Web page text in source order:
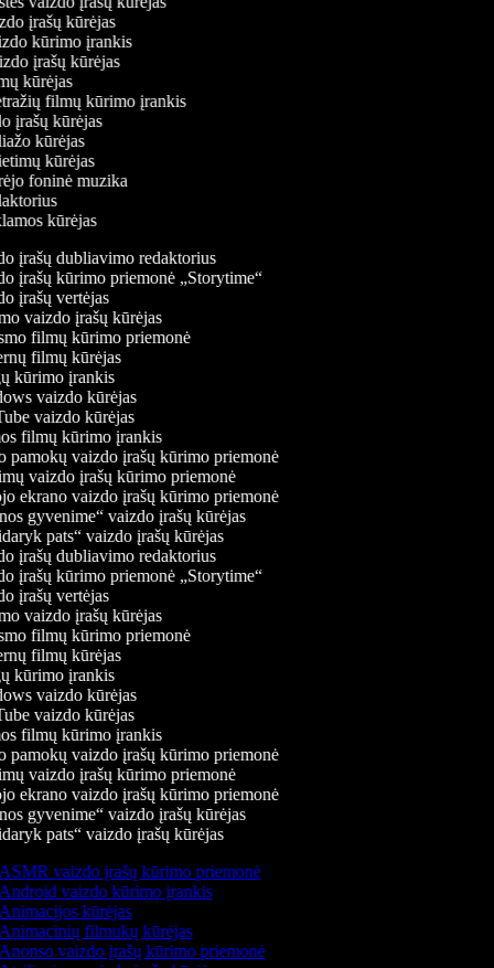
įrašų kūrėjas
kūrimo įrankis
įrašų kūrėjas
kūrėjas
filmų kūrimo įrankis
įrašų kūrėjas
kūrėjas
kūrėjas
foninė muzika
kūrėjas
įrašų dubliavimo redaktorius
įrašų kūrimo priemonė „Storytime“
įrašų vertėjas
vaizdo įrašų kūrėjas
filmų kūrimo priemonė
filmų kūrėjas
kūrimo įrankis
vaizdo kūrėjas
vaizdo kūrėjas
filmų kūrimo įrankis
vaizdo įrašų kūrimo priemonė
vaizdo įrašų kūrimo priemonė
ekrano vaizdo įrašų kūrimo priemonė
gyvenime“ vaizdo įrašų kūrėjas
pats“ vaizdo įrašų kūrėjas
įrašų dubliavimo redaktorius
įrašų kūrimo priemonė „Storytime“
įrašų vertėjas
vaizdo įrašų kūrėjas
filmų kūrimo priemonė
filmų kūrėjas
kūrimo įrankis
vaizdo kūrėjas
vaizdo kūrėjas
filmų kūrimo įrankis
vaizdo įrašų kūrimo priemonė
vaizdo įrašų kūrimo priemonė
ekrano vaizdo įrašų kūrimo priemonė
gyvenime“ vaizdo įrašų kūrėjas
pats“ vaizdo įrašų kūrėjas
vaizdo įrašų kūrimo priemonė
vaizdo kūrimo įrankis
kūrėjas
filmukų kūrėjas
vaizdo įrašų kūrimo priemonė